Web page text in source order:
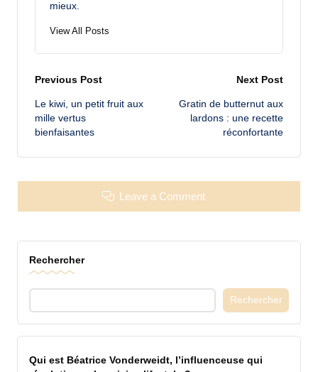
mieux.
View All Posts
Post
navigation
Previous Post
Le kiwi, un petit fruit aux
mille vertus
bienfaisantes
Next Post
Gratin de butternut aux
lardons : une recette
réconfortante
Leave a Comment
Rechercher
Rechercher
Qui est Béatrice Vonderweidt, l’influenceuse qui